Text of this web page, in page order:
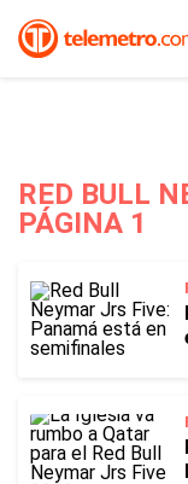
RED BULL
PÁGINA 1